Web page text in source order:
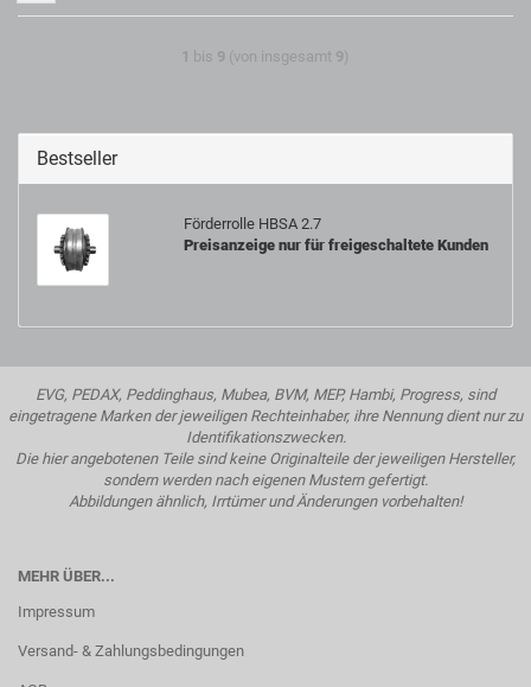
1 bis 9 (von insgesamt 9)
Bestseller
Förderrolle HBSA 2.7
Preisanzeige nur für freigeschaltete Kunden
EVG, PEDAX, Peddinghaus, Mubea, BVM, MEP, Hambi, Progress, sind
eingetragene Marken der jeweiligen Rechteinhaber, ihre Nennung dient nur zu
Identifikationszwecken.
Die hier angebotenen Teile sind keine Originalteile der jeweiligen Hersteller,
sondern werden nach eigenen Mustern gefertigt.
Abbildungen ähnlich, Irrtümer und Änderungen vorbehalten!
MEHR ÜBER...
Impressum
Versand- & Zahlungsbedingungen